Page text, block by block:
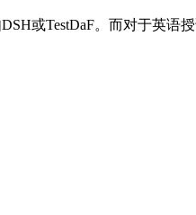
或TestDaF。而对于英语